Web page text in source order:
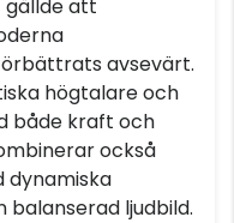
gällde att
avsevärt.
högtalare och
både kraft och
också
dynamiska
ljudbild.